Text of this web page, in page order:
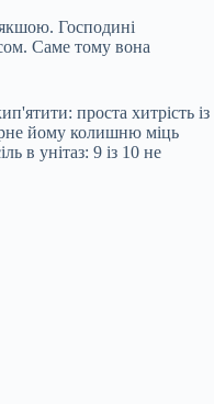
Господині
Саме тому вона
проста хитрість із
йому колишню міць
в унітаз: 9 із 10 не